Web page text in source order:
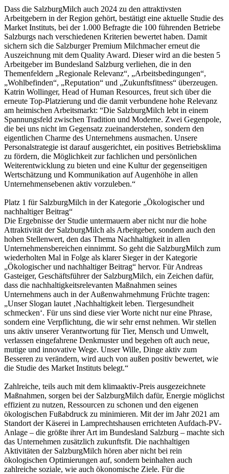
Dass die SalzburgMilch auch 2024 zu den attraktivsten
Arbeitgebern in der Region gehört, bestätigt eine aktuelle Studie des
Market Instituts, bei der 1.000 Befragte die 100 führenden Betriebe
Salzburgs nach verschiedenen Kriterien bewertet haben. Damit
sichern sich die Salzburger Premium Milchmacher erneut die
Auszeichnung mit dem Quality Award. Dieser wird an die besten 5
Arbeitgeber im Bundesland Salzburg verliehen, die in den
Themenfeldern „Regionale Relevanz“, „Arbeitsbedingungen“,
„Wohlbefinden“, „Reputation“ und „Zukunftsfitness“ überzeugen.
Katrin Wollinger, Head of Human Resources, freut sich über die
erneute Top-Platzierung und die damit verbundene hohe Relevanz
am heimischen Arbeitsmarkt: “Die SalzburgMilch lebt in einem
Spannungsfeld zwischen Tradition und Moderne. Zwei Gegenpole,
die bei uns nicht im Gegensatz zueinanderstehen, sondern den
eigentlichen Charme des Unternehmens ausmachen. Unsere
Personalstrategie ist darauf ausgerichtet, ein positives Betriebsklima
zu fördern, die Möglichkeit zur fachlichen und persönlichen
Weiterentwicklung zu bieten und eine Kultur der gegenseitigen
Wertschätzung und Kommunikation auf Augenhöhe in allen
Unternehmensebenen aktiv vorzuleben.“
Platz 1 für SalzburgMilch in der Kategorie „Ökologischer und
nachhaltiger Beitrag“
Die Ergebnisse der Studie untermauern aber nicht nur die hohe
Attraktivität der SalzburgMilch als Arbeitgeber, sondern auch den
hohen Stellenwert, den das Thema Nachhaltigkeit in allen
Unternehmensbereichen einnimmt. So geht die SalzburgMilch zum
wiederholten Mal in Folge als klarer Sieger in der Kategorie
„Ökologischer und nachhaltiger Beitrag“ hervor. Für Andreas
Gasteiger, Geschäftsführer der SalzburgMilch, ein Zeichen dafür,
dass die nachhaltigkeitsrelevanten Maßnahmen seines
Unternehmens auch in der Außenwahrnehmung Früchte tragen:
„Unser Slogan lautet ‚Nachhaltigkeit leben. Tiergesundheit
schmecken‘. Für uns sind diese vier Worte nicht nur eine Phrase,
sondern eine Verpflichtung, die wir sehr ernst nehmen. Wir stellen
uns aktiv unserer Verantwortung für Tier, Mensch und Umwelt,
verlassen eingefahrene Denkmuster und begehen oft auch neue,
mutige und innovative Wege. Unser Wille, Dinge aktiv zum
Besseren zu verändern, wird auch von außen positiv bewertet, wie
die Studie des Market Instituts belegt.“
Zahlreiche, teils auch mit dem klimaaktiv-Preis ausgezeichnete
Maßnahmen, sorgen bei der SalzburgMilch dafür, Energie möglichst
effizient zu nutzen, Ressourcen zu schonen und den eigenen
ökologischen Fußabdruck zu minimieren. Mit der im Jahr 2021 am
Standort der Käserei in Lamprechtshausen errichteten Aufdach-PV-
Anlage – die größte ihrer Art im Bundesland Salzburg – machte sich
das Unternehmen zusätzlich zukunftsfit. Die nachhaltigen
Aktivitäten der SalzburgMilch hören aber nicht bei rein
ökologischen Optimierungen auf, sondern beinhalten auch
zahlreiche soziale, wie auch ökonomische Ziele. Für die